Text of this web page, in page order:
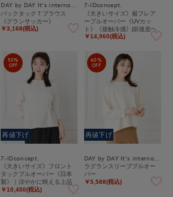
バックタックＴブラウス
《グランサッカー》
￥3,168(税込)
7-IDconcept.
《大きいサイズ》裾フレア
ープルオーバー《UVカッ
ト》《接触冷感》|前後差ヘ
ムで華やぐ美シルエット
￥14,960(税込)
50%
OFF
再値下げ
7-IDconcept.
《大きいサイズ》フロント
タックプルオーバー《日本
製》｜涼やかに映える上品
トップス
￥10,450(税込)
60%
OFF
再値下げ
ラグランスリーブプルオー
バー
￥5,588(税込)